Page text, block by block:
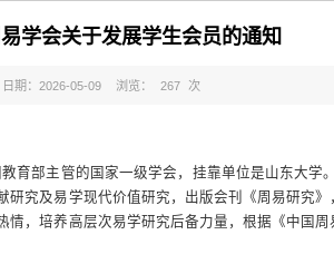
学会关于发展学生会员的通知
日期：2026-05-09 浏览： 267 次
育部主管的国家一级学会，挂靠单位是山东大学
究及易学现代价值研究，出版会刊《周易研究
，培养高层次易学研究后备力量，根据《中国